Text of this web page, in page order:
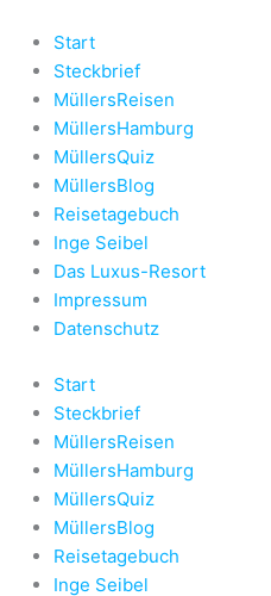
Inhalt
springen
Start
Steckbrief
MüllersReisen
MüllersHamburg
MüllersQuiz
MüllersBlog
Reisetagebuch
Inge Seibel
Das Luxus-Resort
Impressum
Datenschutz
Start
Steckbrief
MüllersReisen
MüllersHamburg
MüllersQuiz
MüllersBlog
Reisetagebuch
Inge Seibel